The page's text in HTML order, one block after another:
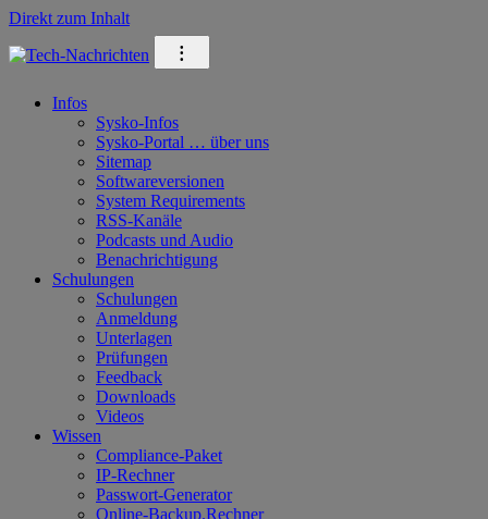
Direkt zum Inhalt
⁝
Infos
Sysko-Infos
Sysko-Portal … über uns
Sitemap
Softwareversionen
System Requirements
RSS-Kanäle
Podcasts und Audio
Benachrichtigung
Schulungen
Schulungen
Anmeldung
Unterlagen
Prüfungen
Feedback
Downloads
Videos
Wissen
Compliance-Paket
IP-Rechner
Passwort-Generator
Online-Backup.Rechner